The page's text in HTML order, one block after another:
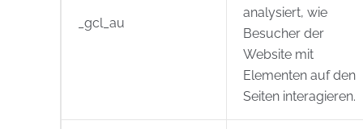
_gcl_au
analysiert, wie
Besucher der
Website mit
Elementen auf den
Seiten interagieren.